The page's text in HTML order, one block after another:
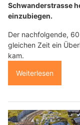
Schwanderstrasse
einzubiegen.
Der nachfolgende,
gleichen Zeit ein
kam.
Weiterlesen